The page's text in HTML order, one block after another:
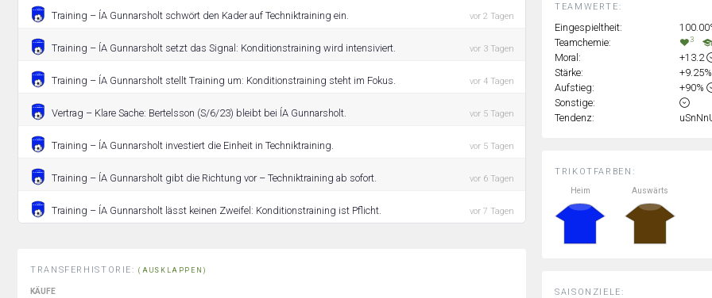
Training – ÍA Gunnarsholt schwört den Kader auf Techniktraining ein. vor 2 Tagen
Training – ÍA Gunnarsholt setzt das Signal: Konditionstraining wird intensiviert. vor 3 Tagen
Training – ÍA Gunnarsholt stellt Training um: Konditionstraining steht im Fokus. vor 4 Tagen
Vertrag – Klare Sache: Bertelsson (S/6/23) bleibt bei ÍA Gunnarsholt. vor 5 Tagen
Training – ÍA Gunnarsholt investiert die Einheit in Techniktraining. vor 5 Tagen
Training – ÍA Gunnarsholt gibt die Richtung vor – Techniktraining ab sofort. vor 6 Tagen
Training – ÍA Gunnarsholt lässt keinen Zweifel: Konditionstraining ist Pflicht. vor 7 Tagen
TRANSFERHISTORIE:(AUSKLAPPEN)
KÄUFE
TRIKOTFARBEN:
Heim
Auswärts
SAISONZIELE:
TEAMWERTE:
Eingespieltheit:
Teamchemie:
3
Moral:
+13.2
Stärke:
+9.25%
Aufstieg:
+90%
Sonstige:
Tendenz: